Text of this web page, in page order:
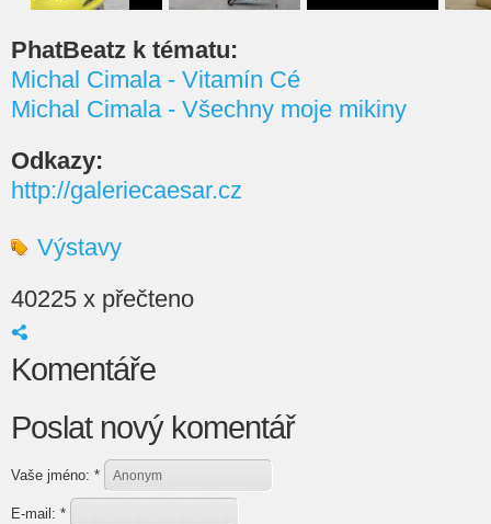
PhatBeatz k tématu:
Michal Cimala - Vitamín Cé
Michal Cimala - Všechny moje mikiny
Odkazy:
http://galeriecaesar.cz
Výstavy
40225 x přečteno
Komentáře
Poslat nový komentář
Vaše jméno: *
E-mail: *